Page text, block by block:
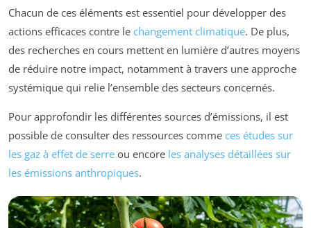
Chacun de ces éléments est essentiel pour développer des
actions efficaces contre le changement climatique. De plus,
des recherches en cours mettent en lumière d’autres moyens
de réduire notre impact, notamment à travers une approche
systémique qui relie l’ensemble des secteurs concernés.
Pour approfondir les différentes sources d’émissions, il est
possible de consulter des ressources comme ces études sur
les gaz à effet de serre ou encore les analyses détaillées sur
les émissions anthropiques.